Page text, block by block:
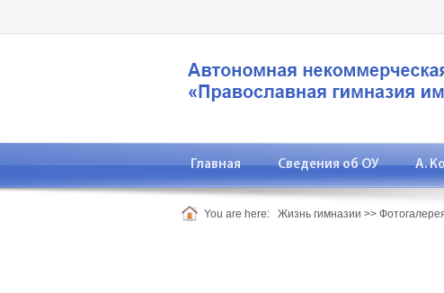
Главная Сведения об ОУ А.
You are here: Жизнь гимназии >>